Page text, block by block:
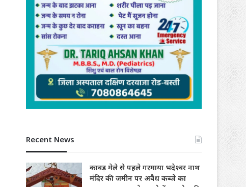
Recent News
कावड़ मेले से पहले गरमाया भदेश्वर नाथ
मंदिर की जमीन पर अवैध कब्जे का